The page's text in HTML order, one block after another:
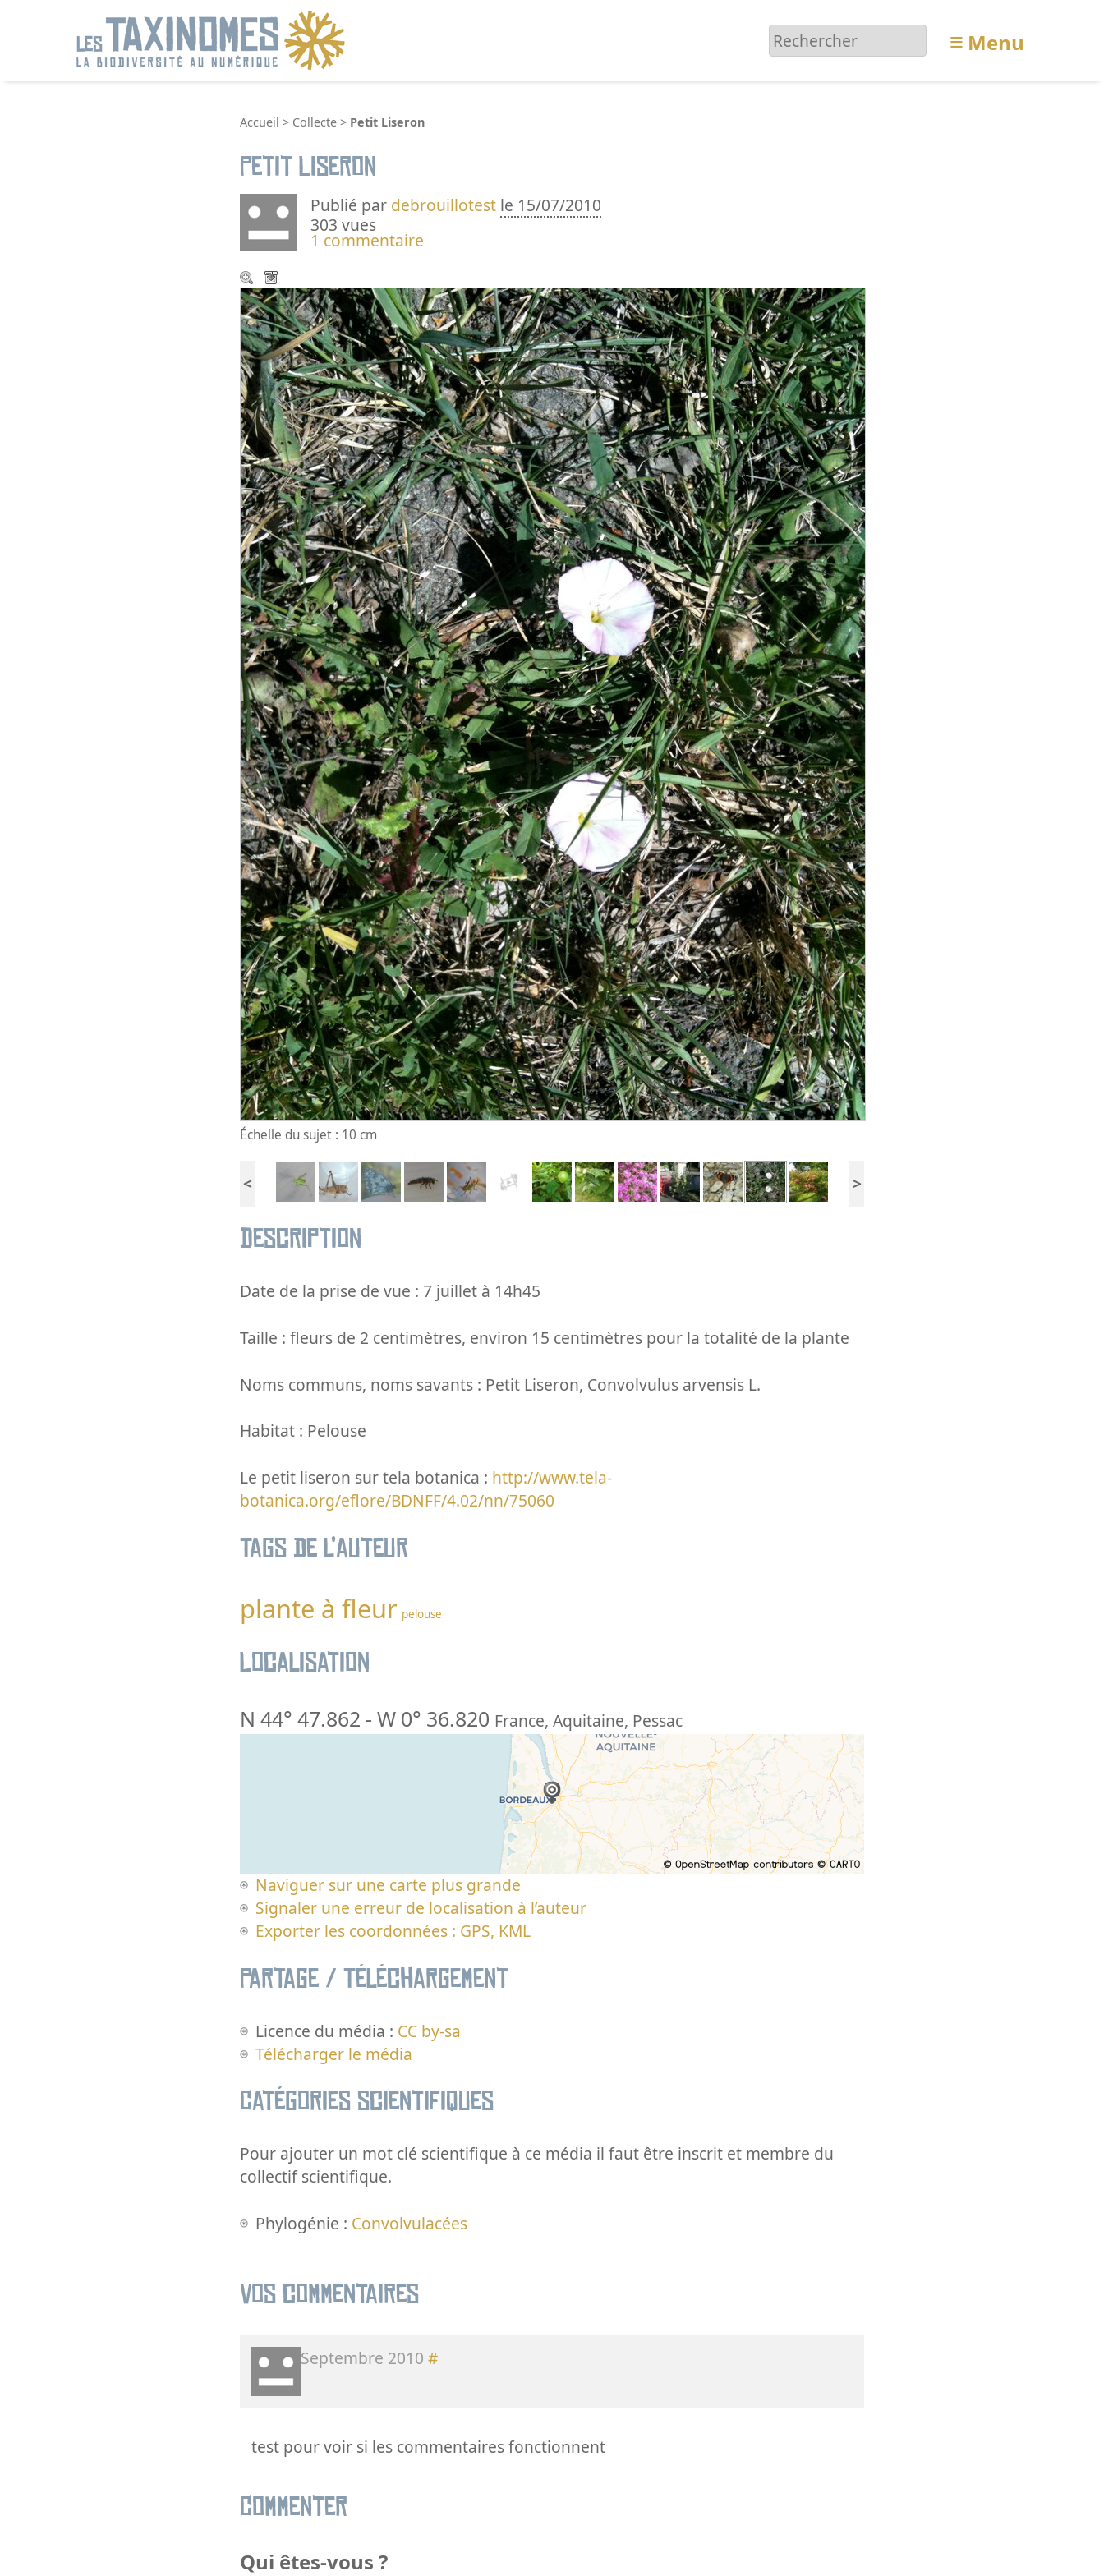
≡ Menu
Accueil > Collecte > Petit Liseron
Petit Liseron
Publié par debrouillotest le 15/07/2010
303 vues
1 commentaire
Échelle du sujet : 10 cm
< >
Description
Date de la prise de vue : 7 juillet à 14h45
Taille : fleurs de 2 centimètres, environ 15 centimètres pour la totalité de la plante
Noms communs, noms savants : Petit Liseron, Convolvulus arvensis L.
Habitat : Pelouse
Le petit liseron sur tela botanica : http://www.tela-
botanica.org/eflore/BDNFF/4.02/nn/75060
Tags de l’auteur
plante à fleur pelouse
Localisation
N 44° 47.862 - W 0° 36.820 France, Aquitaine, Pessac
Naviguer sur une carte plus grande
Signaler une erreur de localisation à l’auteur
Exporter les coordonnées : GPS, KML
Partage / Téléchargement
Licence du média : CC by-sa
Télécharger le média
Catégories scientifiques
Pour ajouter un mot clé scientifique à ce média il faut être inscrit et membre du
collectif scientifique.
Phylogénie : Convolvulacées
Vos commentaires
Septembre 2010 #
test pour voir si les commentaires fonctionnent
Commenter
Qui êtes-vous ?